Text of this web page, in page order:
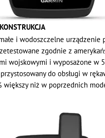
i wodoszczelne urządzenie
zgodnie z
wojskowymi i wyposażone w
do obsługi w
większy niż w poprzednich